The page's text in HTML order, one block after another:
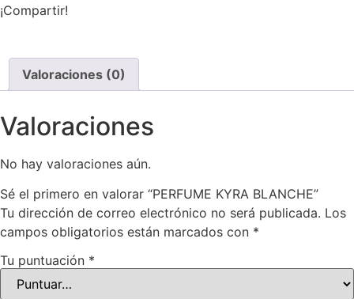
¡Compartir!
Valoraciones (0)
Valoraciones
No hay valoraciones aún.
Sé el primero en valorar “PERFUME KYRA BLANCHE”
Tu dirección de correo electrónico no será publicada. Los
campos obligatorios están marcados con *
Tu puntuación *